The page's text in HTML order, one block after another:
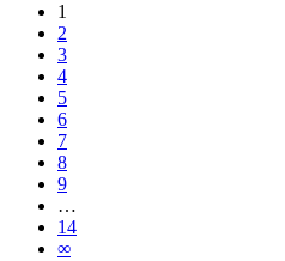
1
2
3
4
5
6
7
8
9
…
14
∞